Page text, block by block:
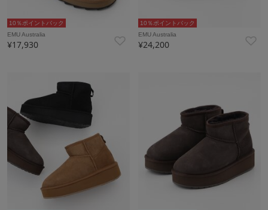
10％ポイントバック
EMU Australia
¥17,930
10％ポイントバック
EMU Australia
¥24,200